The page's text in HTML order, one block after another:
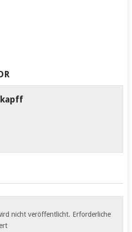
nicht veröffentlicht. Erforderliche